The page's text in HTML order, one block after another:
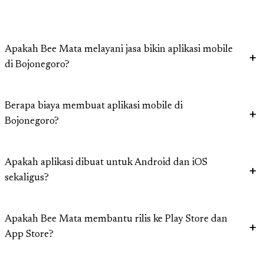
Apakah Bee Mata melayani jasa bikin aplikasi mobile
di Bojonegoro?
Berapa biaya membuat aplikasi mobile di
Bojonegoro?
Apakah aplikasi dibuat untuk Android dan iOS
sekaligus?
Apakah Bee Mata membantu rilis ke Play Store dan
App Store?